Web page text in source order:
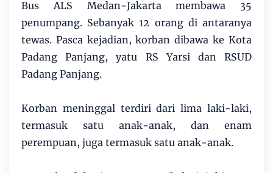
Bus ALS Medan-Jakarta membawa 35
penumpang. Sebanyak 12 orang di antaranya
tewas. Pasca kejadian, korban dibawa ke Kota
Padang Panjang, yatu RS Yarsi dan RSUD
Padang Panjang.
Korban meninggal terdiri dari lima laki-laki,
termasuk satu anak-anak, dan enam
perempuan, juga termasuk satu anak-anak.